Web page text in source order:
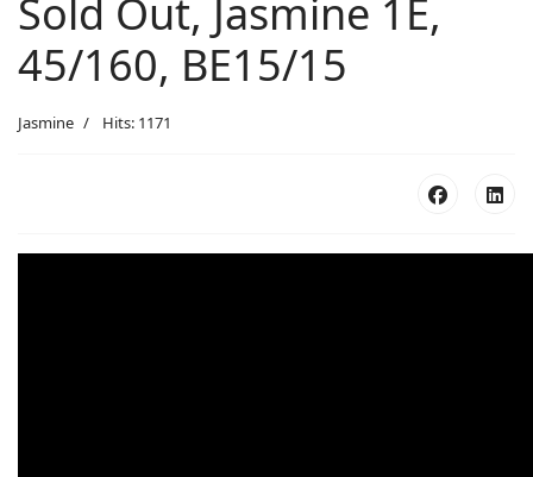
Sold Out, Jasmine 1E,
45/160, BE15/15
Jasmine Hits: 1171